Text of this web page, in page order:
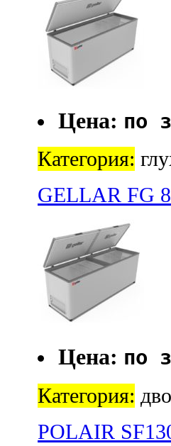
Цена: по
Категория:
GELLAR FG
Цена: по
Категория:
POLAIR